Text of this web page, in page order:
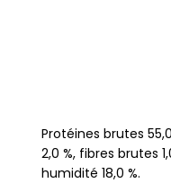
Protéines brutes
2,0 %, fibres brutes
humidité 18,0 %.